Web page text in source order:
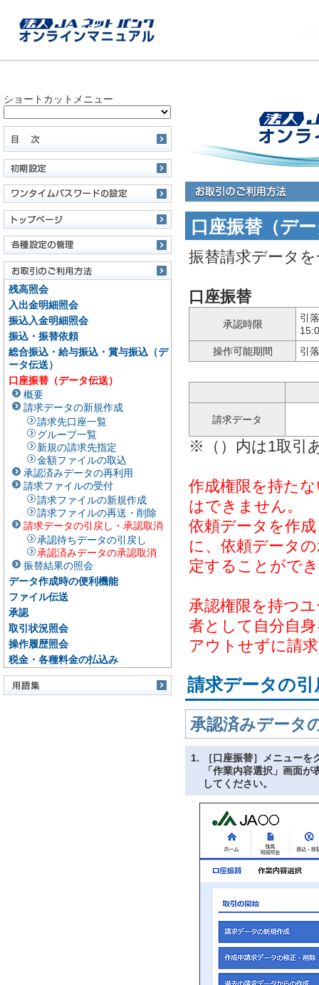
ショートカットメニュー
残高照会
入出金明細照会
振込入金明細照会
振込・振替依頼
総合振込・給与振込・賞与振込（デ
ータ伝送）
口座振替（データ伝送）
概要
請求データの新規作成
請求先口座一覧
グループ一覧
新規の請求先指定
金額ファイルの取込
承認済みデータの再利用
請求ファイルの受付
請求ファイルの新規作成
請求ファイルの再送・削除
請求データの引戻し・承認取消
承認待ちデータの引戻し
承認済みデータの承認取消
振替結果の照会
データ作成時の便利機能
ファイル伝送
承認
取引状況照会
操作履歴照会
税金・各種料金の払込み
口座振替（デ
振替請求データ
口座振替
承認時限
引
操作可能期間
引
請求データ
※（）内は1取引
作成権限を持た
はできません。
依頼データを作
に、依頼データ
定することがで
承認権限を持つ
者として自分自
アウトせずに請
請求データの
承認済みデータ
1.
［口座振替］メニュー
「作業内容選択」画面
してください。